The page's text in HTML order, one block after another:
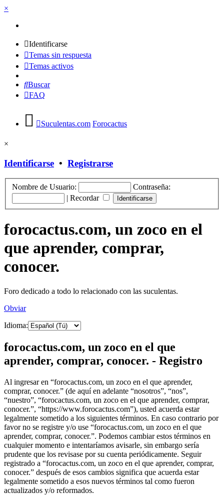
×
Identificarse
Temas sin respuesta
Temas activos
Buscar
FAQ
Suculentas.com Forocactus
×
Identificarse • Registrarse
Nombre de Usuario:
Contraseña:
| Recordar
forocactus.com, un zoco en el
que aprender, comprar,
conocer.
Foro dedicado a todo lo relacionado con las suculentas.
Obviar
Idioma:
forocactus.com, un zoco en el que
aprender, comprar, conocer. - Registro
Al ingresar en “forocactus.com, un zoco en el que aprender,
comprar, conocer.” (de aquí en adelante “nosotros”, “nos”,
“nuestro”, “forocactus.com, un zoco en el que aprender, comprar,
conocer.”, “https://www.forocactus.com”), usted acuerda estar
legalmente sometido a los siguientes términos. En caso contrario por
favor no se registre y/o use “forocactus.com, un zoco en el que
aprender, comprar, conocer.”. Podemos cambiar estos términos en
cualquier momento e intentaríamos avisarle, sin embargo sería
prudente que los revisase por su cuenta periódicamente. Seguir
registrado a “forocactus.com, un zoco en el que aprender, comprar,
conocer.” después de esos cambios significa que acuerda estar
legalmente sometido a esos nuevos términos tal como fueron
actualizados y/o reformados.